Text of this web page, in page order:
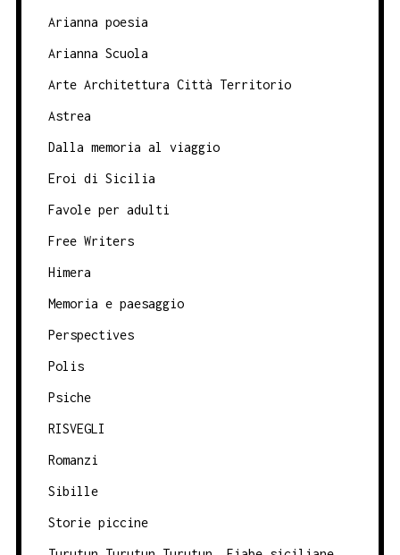
Arianna poesia
Arianna Scuola
Arte Architettura Città Territorio
Astrea
Dalla memoria al viaggio
Eroi di Sicilia
Favole per adulti
Free Writers
Himera
Memoria e paesaggio
Perspectives
Polis
Psiche
RISVEGLI
Romanzi
Sibille
Storie piccine